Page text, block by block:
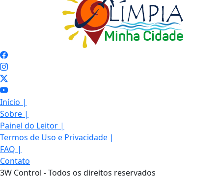
Início |
Sobre |
Painel do Leitor |
Termos de Uso e Privacidade |
FAQ |
Contato
3W Control - Todos os direitos reservados